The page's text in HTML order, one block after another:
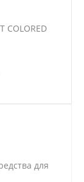
COLORED
для